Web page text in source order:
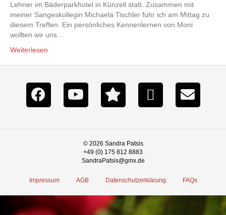
Lehner im Bäderparkhotel in Künzell statt. Zusammen mit
meiner Sangeskollegin Michaela Tischler fuhr ich am Mittag zu
diesem Treffen. Ein persönliches Kennenlernen von Moni
wollten wir uns…
Weiterlesen
© 2026 Sandra Patsis
+49 (0) 175 812 8883
SandraPatsis@gmx.de
Impressum AGB Datenschutzerklärung FAQs